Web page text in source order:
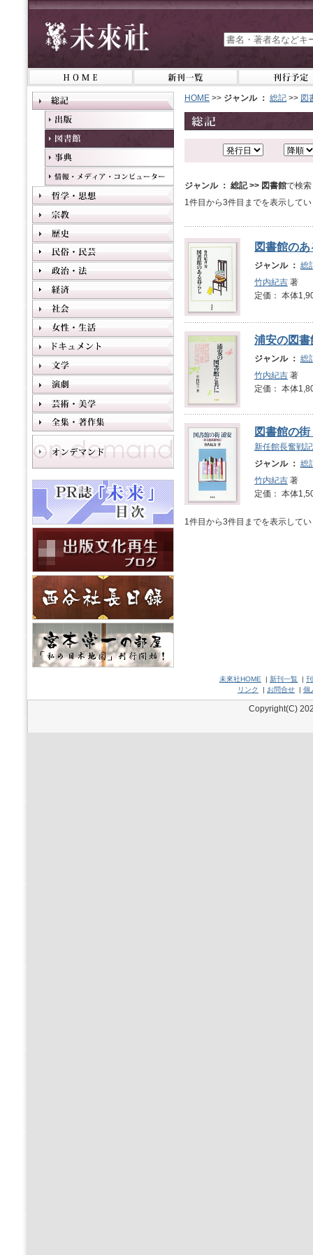
HOME >> ジャンル ： 総記 >> 図
ジャンル ： 総記 >> 図書館で検
1件目から3件目までを表示して
図書館の
ジャンル ： 総
竹内紀吉 著
定価： 本体
浦安の図書
ジャンル ： 総
竹内紀吉 著
定価： 本体
図書館の街
新任館長奮戦記
ジャンル ： 総
竹内紀吉 著
定価： 本体
1件目から3件目までを表示して
未來社HOME | 新刊一覧 |
リンク
| お問合せ | 個
Copyright(C)